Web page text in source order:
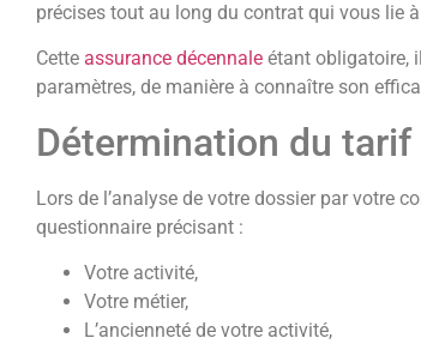
précises tout au long du contrat qui vous lie
Cette assurance décennale étant obligatoire,
paramètres, de manière à connaître son
Détermination du tarif
Lors de l’analyse de votre dossier par votre
questionnaire précisant :
Votre activité,
Votre métier,
L’ancienneté de votre activité,